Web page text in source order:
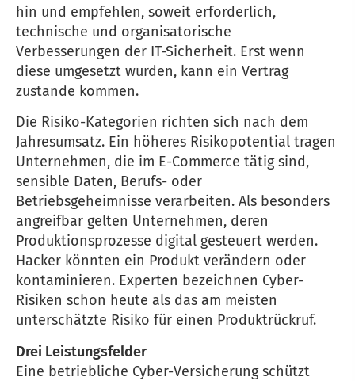
hin und empfehlen, soweit erforderlich,
technische und organisatorische
Verbesserungen der IT-Sicherheit. Erst wenn
diese umgesetzt wurden, kann ein Vertrag
zustande kommen.
Die Risiko-Kategorien richten sich nach dem
Jahresumsatz. Ein höheres Risikopotential tragen
Unternehmen, die im E-Commerce tätig sind,
sensible Daten, Berufs- oder
Betriebsgeheimnisse verarbeiten. Als besonders
angreifbar gelten Unternehmen, deren
Produktionsprozesse digital gesteuert werden.
Hacker könnten ein Produkt verändern oder
kontaminieren. Experten bezeichnen Cyber-
Risiken schon heute als das am meisten
unterschätzte Risiko für einen Produktrückruf.
Drei Leistungsfelder
Eine betriebliche Cyber-Versicherung schützt